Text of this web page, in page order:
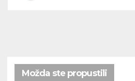
Možda ste propustili